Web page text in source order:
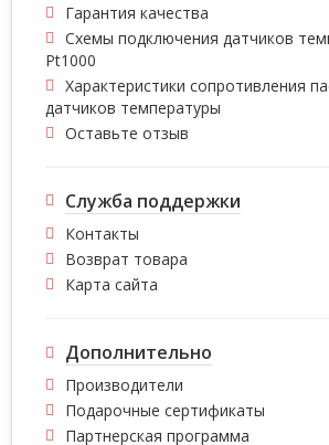
Гарантия качества
Схемы подключения датчиков
Pt1000
Характеристики сопротивления
датчиков температуры
Оставьте отзыв
Служба поддержки
Контакты
Возврат товара
Карта сайта
Дополнительно
Производители
Подарочные сертификаты
Партнерская программа